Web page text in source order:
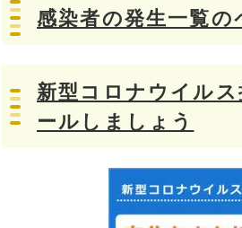
感染者の発生一覧の
新型コロナウイル
ールしましょう